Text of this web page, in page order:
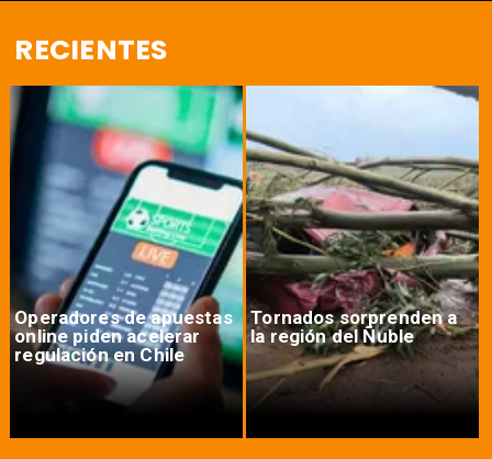
RECIENTES
Operadores de apuestas
online piden acelerar
regulación en Chile
Tornados sorprenden a
la región del Ñuble